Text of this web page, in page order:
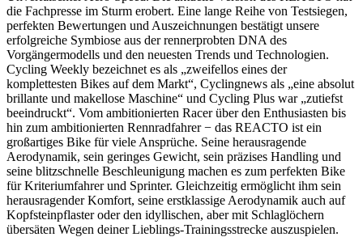
die Fachpresse im Sturm erobert. Eine lange Reihe von Testsiegen,
perfekten Bewertungen und Auszeichnungen bestätigt unsere
erfolgreiche Symbiose aus der rennerprobten DNA des
Vorgängermodells und den neuesten Trends und Technologien.
Cycling Weekly bezeichnet es als „zweifellos eines der
komplettesten Bikes auf dem Markt“, Cyclingnews als „eine absolut
brillante und makellose Maschine“ und Cycling Plus war „zutiefst
beeindruckt“. Vom ambitionierten Racer über den Enthusiasten bis
hin zum ambitionierten Rennradfahrer − das REACTO ist ein
großartiges Bike für viele Ansprüche. Seine herausragende
Aerodynamik, sein geringes Gewicht, sein präzises Handling und
seine blitzschnelle Beschleunigung machen es zum perfekten Bike
für Kriteriumfahrer und Sprinter. Gleichzeitig ermöglicht ihm sein
herausragender Komfort, seine erstklassige Aerodynamik auch auf
Kopfsteinpflaster oder den idyllischen, aber mit Schlaglöchern
übersäten Wegen deiner Lieblings-Trainingsstrecke auszuspielen.